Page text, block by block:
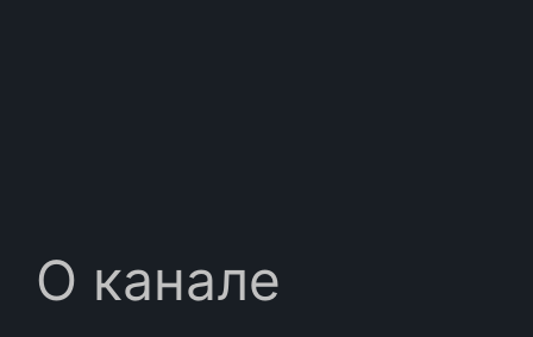
О канале